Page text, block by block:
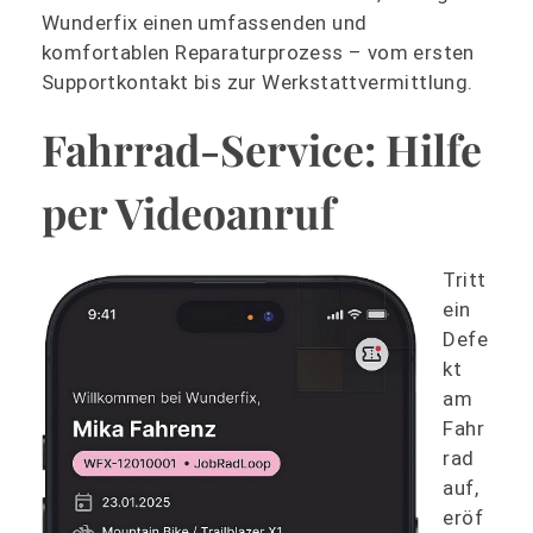
Wunderfix einen umfassenden und
komfortablen Reparaturprozess – vom ersten
Supportkontakt bis zur Werkstattvermittlung.
Fahrrad-Service: Hilfe
per Videoanruf
Tritt
ein
Defe
kt
am
Fahr
rad
auf,
eröf